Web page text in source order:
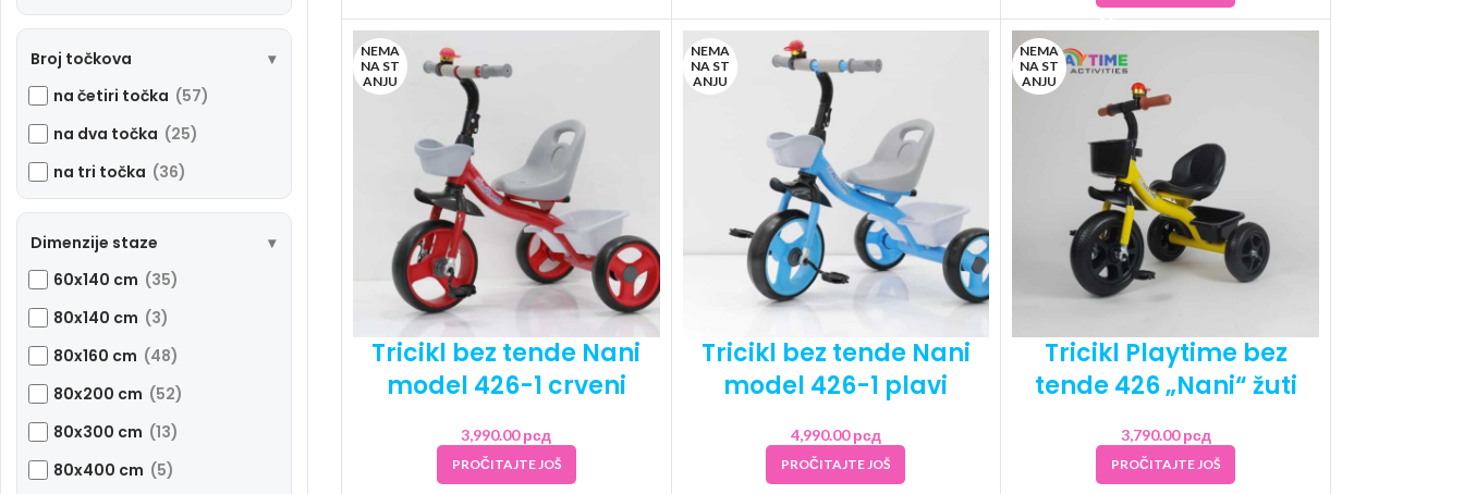
Broj točkova
na četiri točka (57)
na dva točka (25)
na tri točka (36)
Dimenzije staze
60x140 cm (35)
80x140 cm (3)
80x160 cm (48)
80x200 cm (52)
80x300 cm (13)
80x400 cm (5)
NEMA
NA ST
ANJU
Tricikl bez tende Nani
model 426-1 crveni
3,990.00рсд
PROČITAJTE JOŠ
NEMA
NA ST
ANJU
Tricikl bez tende Nani
model 426-1 plavi
4,990.00рсд
PROČITAJTE JOŠ
NEMA
NA ST
ANJU
Tricikl Playtime bez
tende 426 „Nani“ žuti
3,790.00рсд
PROČITAJTE JOŠ